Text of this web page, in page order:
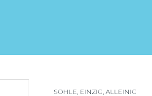
SOHLE, EINZIG, ALLEINIG